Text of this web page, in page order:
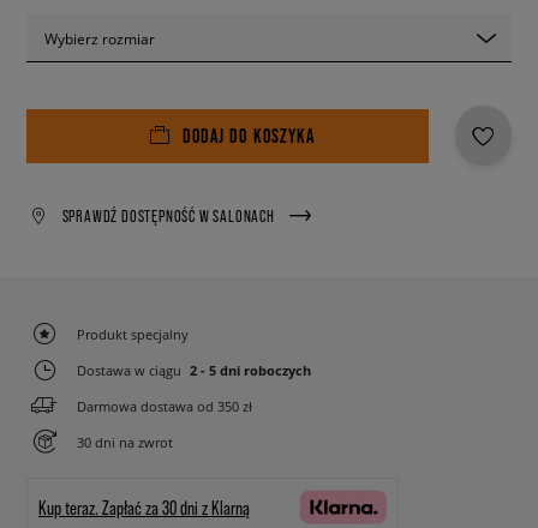
Wybierz rozmiar
DODAJ DO KOSZYKA
SPRAWDŹ DOSTĘPNOŚĆ W SALONACH
Produkt specjalny
Dostawa w ciągu 2 - 5 dni roboczych
Darmowa dostawa od 350 zł
30 dni na zwrot
Kup teraz. Zapłać za 30 dni z Klarną